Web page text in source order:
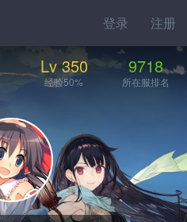
登录 注册
Lv 350
经验50%
9718
所在服排名